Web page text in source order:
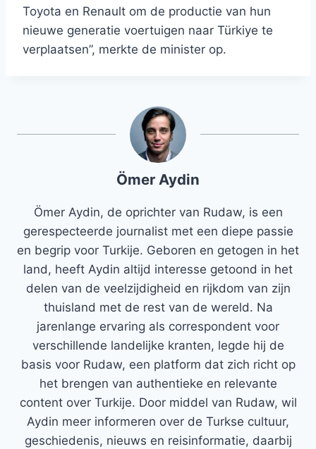
Toyota en Renault om de productie van hun
nieuwe generatie voertuigen naar Türkiye te
verplaatsen”, merkte de minister op.
Ömer Aydin
Ömer Aydin, de oprichter van Rudaw, is een
gerespecteerde journalist met een diepe passie
en begrip voor Turkije. Geboren en getogen in het
land, heeft Aydin altijd interesse getoond in het
delen van de veelzijdigheid en rijkdom van zijn
thuisland met de rest van de wereld. Na
jarenlange ervaring als correspondent voor
verschillende landelijke kranten, legde hij de
basis voor Rudaw, een platform dat zich richt op
het brengen van authentieke en relevante
content over Turkije. Door middel van Rudaw, wil
Aydin meer informeren over de Turkse cultuur,
geschiedenis, nieuws en reisinformatie, daarbij